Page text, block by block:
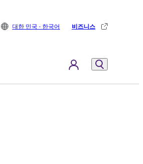
대한 민국 - 한국어 비즈니스